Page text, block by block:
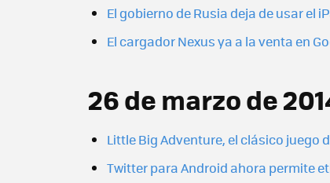
El gobierno de Rusia deja de usar el
El cargador Nexus ya a la venta en
26 de marzo de
Little Big Adventure, el clásico juego
Twitter para Android ahora permite